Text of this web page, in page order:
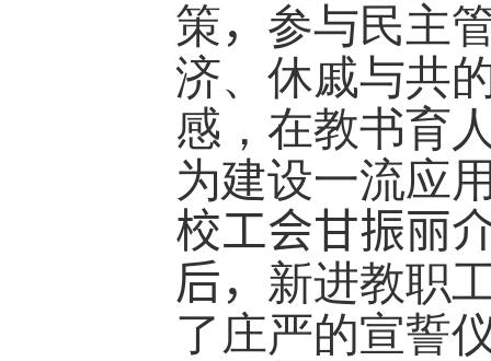
策， 参与民主
济、休戚与共
感，在教书育
为建设一流应
校工会甘振丽
后， 新进教职
了庄严的宣誓